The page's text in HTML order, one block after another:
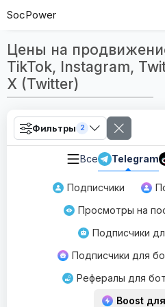
SocPower
Цены на
TikTok, Instagram,
X (Twitter)
Фильтры 2
Все Telegram
Подписчики
Просмотры на
Подписчики
Подписчики для
Рефералы для
Boost